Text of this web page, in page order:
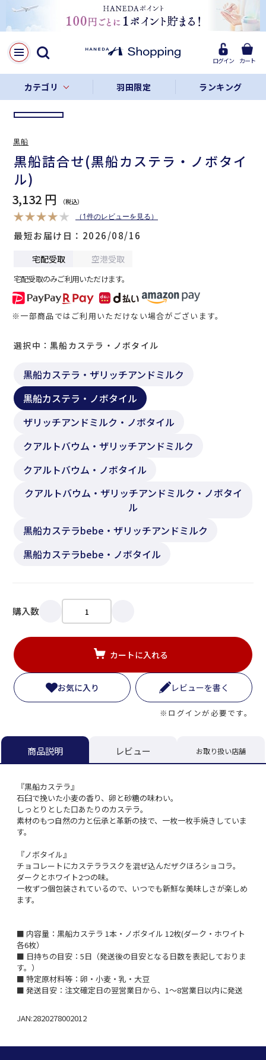
ログイン カート
カテゴリ 羽田限定 ランキング
LINE
Facebook
リンクをコピー
黒船詰合せ(黒船カステラ・ノボタイ
ル)
3,132 円
（1件のレビューを見る）
最短お届け日 2026/08/16
宅配受取 空港受取
宅配受取のみご利用いただけます。
※一部商品ではご利用いただけない場合がございます。
黒船カステラ・ザリッチアンドミルク
黒船カステラ・ノボタイル
ザリッチアンドミルク・ノボタイル
クアルトバウム・ザリッチアンドミルク
クアルトバウム・ノボタイル
クアルトバウム・ザリッチアンドミルク・ノボタイ
ル
黒船カステラbebe・ザリッチアンドミルク
黒船カステラbebe・ノボタイル
選択中：黒船カステラ・ノボタイル
購入数
カートに入れる
お気に入り レビューを書く
※ログインが必要です。
黒船
商品説明 レビュー お取り扱い店舗
『黒船カステラ』
石臼で挽いた小麦の香り、卵と砂糖の味わい。
しっとりとした口あたりのカステラ。
素材のもつ自然の力と伝承と革新の技で、一枚一枚手焼きしていま
す。
『ノボタイル』
チョコレートにカステララスクを混ぜ込んだザクほろショコラ。
ダークとホワイト2つの味。
一枚ずつ個包装されているので、いつでも新鮮な美味しさが楽しめ
ます。
■ 内容量：黒船カステラ 1本・ノボタイル 12枚(ダーク・ホワイト
各6枚）
■ 日持ちの目安：5日（発送後の目安となる日数を表記しておりま
す。）
■ 特定原材料等：卵・小麦・乳・大豆
■ 発送目安：注文確定日の翌営業日から、1～8営業日以内に発送
JAN:2820278002012